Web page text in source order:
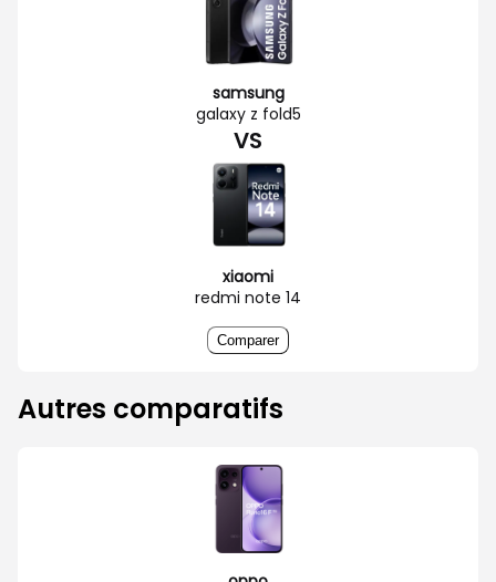
samsung
galaxy z fold5
VS
xiaomi
redmi note 14
Comparer
Autres comparatifs